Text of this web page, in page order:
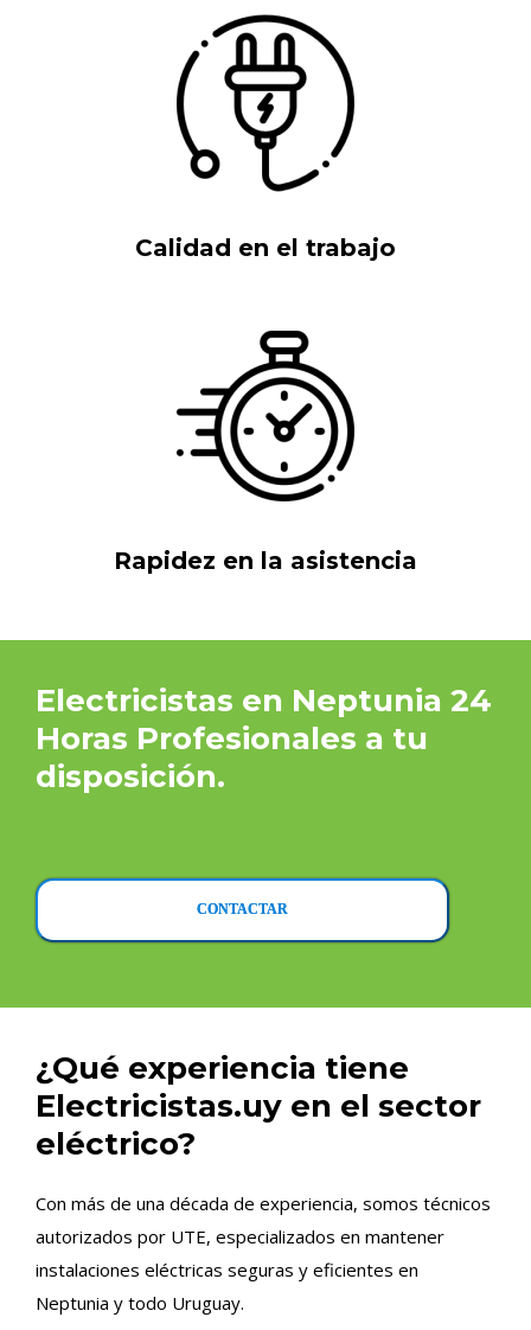
Calidad en el trabajo
Rapidez en la asistencia
Electricistas en Neptunia 24
Horas Profesionales a tu
disposición.
CONTACTAR
¿Qué experiencia tiene
Electricistas.uy en el sector
eléctrico?
Con más de una década de experiencia, somos técnicos
autorizados por UTE, especializados en mantener
instalaciones eléctricas seguras y eficientes en
Neptunia y todo Uruguay.